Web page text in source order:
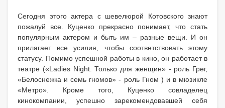
Сегодня этого актера с шевелюрой Котовского знают
пожалуй все. Куценко прекрасно понимает, что стать
популярным актером и быть им – разные вещи. И он
прилагает все усилия, чтобы соответствовать этому
статусу. Помимо успешной работы в кино, он работает в
театре («Ladies Night. Только для женщин» - роль Грег,
«Белоснежка и семь гномов» - роль Гном ) и в мюзикле
«Метро». Кроме того, Куценко совладелец
кинокомпании, успешно зарекомендовавшей себя